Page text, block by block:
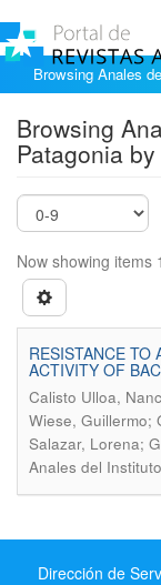
Browsing Anales
Browsing
Patagonia
Now showing items
RESISTANCE TO
ACTIVITY OF
Calisto Ulloa,
Wiese, Guillermo;
Salazar, Lorena;
Anales del
Dirección de